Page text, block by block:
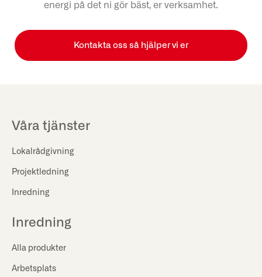
energi på det ni gör bäst, er verksamhet.
Kontakta oss så hjälper vi er
Våra tjänster
Lokalrådgivning
Projektledning
Inredning
Inredning
Alla produkter
Arbetsplats